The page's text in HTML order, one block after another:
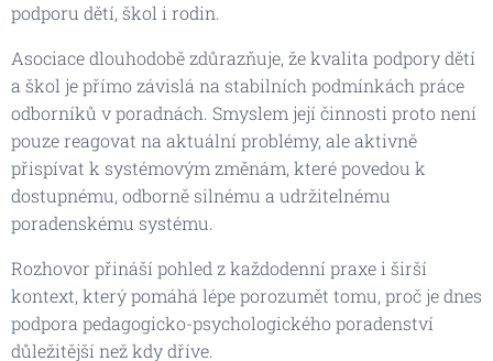
podporu dětí, škol i rodin.
Asociace dlouhodobě zdůrazňuje, že kvalita podpory dětí
a škol je přímo závislá na stabilních podmínkách práce
odborníků v poradnách. Smyslem její činnosti proto není
pouze reagovat na aktuální problémy, ale aktivně
přispívat k systémovým změnám, které povedou k
dostupnému, odborně silnému a udržitelnému
poradenskému systému.
Rozhovor přináší pohled z každodenní praxe i širší
kontext, který pomáhá lépe porozumět tomu, proč je dnes
podpora pedagogicko-psychologického poradenství
důležitější než kdy dříve.